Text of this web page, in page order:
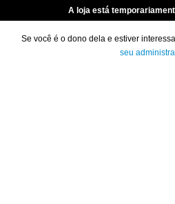
A loja está
Se você é o dono dela e estiver
seu